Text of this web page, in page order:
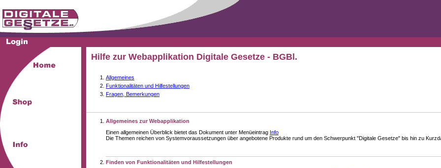
Hilfe zur Webapplikation Digitale Gesetze - BGBl.
Allgemeines
Funktionalitäten und Hilfestellungen
Fragen, Bemerkungen
Allgemeines zur Webapplikation
Einen allgemeinen Überblick bietet das Dokument unter Menüeintrag Info
Die Themen reichen von Systemvoraussetzungen über angebotene Produkte rund um den Schwerpunkt "Digitale Gesetze" bis hin zu
Finden von Funktionalitäten und Hilfestellungen